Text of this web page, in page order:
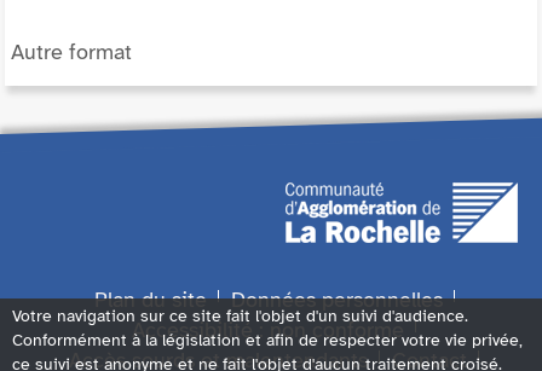
Autre format
Plan du site
Données personnelles
Accessibilité : non conforme
Accès sourds et malentendants
Contact
Votre navigation sur ce site fait l'objet d'un suivi d'audience.
Conformément à la législation et afin de respecter votre vie privée,
ce suivi est anonyme et ne fait l'objet d'aucun traitement croisé.